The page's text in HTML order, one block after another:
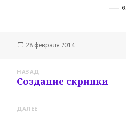
— «
Опубликовано
28 февраля 2014
записям
НАЗАД
Предыдущая
Создание скрипки
ДАЛЕЕ